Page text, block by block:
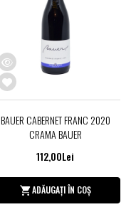
BAUER CABERNET FRANC 2020
CRAMA BAUER
112,00Lei
ADĂUGAȚI ÎN COȘ